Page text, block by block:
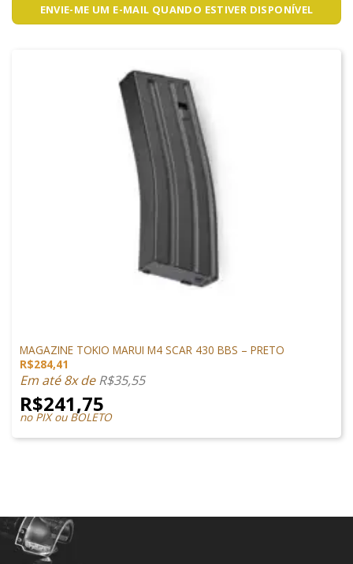
ENVIE-ME UM E-MAIL QUANDO ESTIVER DISPONÍVEL
MAGAZINE TOKIO MARUI M4 SCAR 430 BBS – PRETO
R$284,41
Em até 8x deR$35,55
R$241,75
no PIX ou BOLETO